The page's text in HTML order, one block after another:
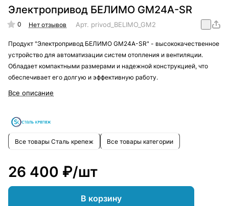
Электропривод БЕЛИМО GM24A-SR
0 Нет отзывов Арт. privod_BELIMO_GM24A-SR
Продукт "Электропривод БЕЛИМО GM24A-SR" - высококачественное
устройство для автоматизации систем отопления и вентиляции.
Обладает компактными размерами и надежной конструкцией, что
обеспечивает его долгую и эффективную работу.
Все описание
Все товары Сталь крепеж Все товары категории
26 400 ₽/шт
В корзину